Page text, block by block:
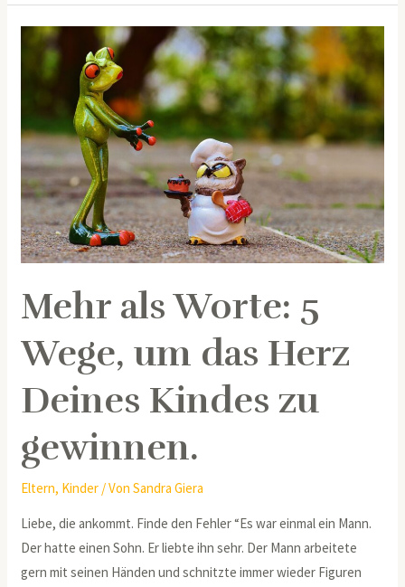
Mehr als Worte: 5
Wege, um das Herz
Deines Kindes zu
gewinnen.
Eltern, Kinder / VonSandra Giera
Liebe, die ankommt. Finde den Fehler “Es war einmal ein Mann.
Der hatte einen Sohn. Er liebte ihn sehr. Der Mann arbeitete
gern mit seinen Händen und schnitzte immer wieder Figuren
Mehr
Worte:
Wege,
um
das
Herz
Deines
Kindes
gewinnen.